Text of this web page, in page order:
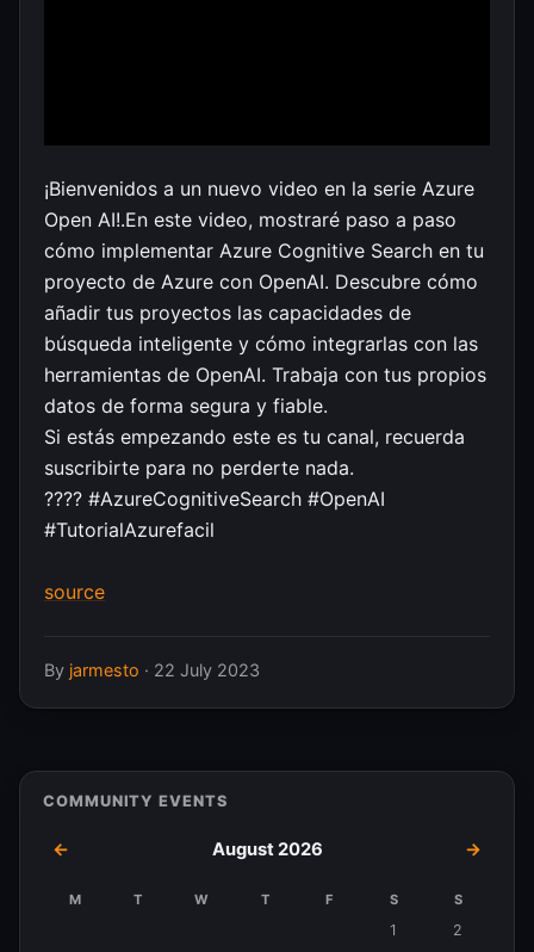
¡Bienvenidos a un nuevo video en la serie Azure
Open AI!.En este video, mostraré paso a paso
cómo implementar Azure Cognitive Search en tu
proyecto de Azure con OpenAI. Descubre cómo
añadir tus proyectos las capacidades de
búsqueda inteligente y cómo integrarlas con las
herramientas de OpenAI. Trabaja con tus propios
datos de forma segura y fiable.
Si estás empezando este es tu canal, recuerda
suscribirte para no perderte nada.
?‍??? #AzureCognitiveSearch #OpenAI
#TutorialAzurefacil
source
By jarmesto · 22 July 2023
COMMUNITY EVENTS
← August 2026 →
M T W T F S S
1 2